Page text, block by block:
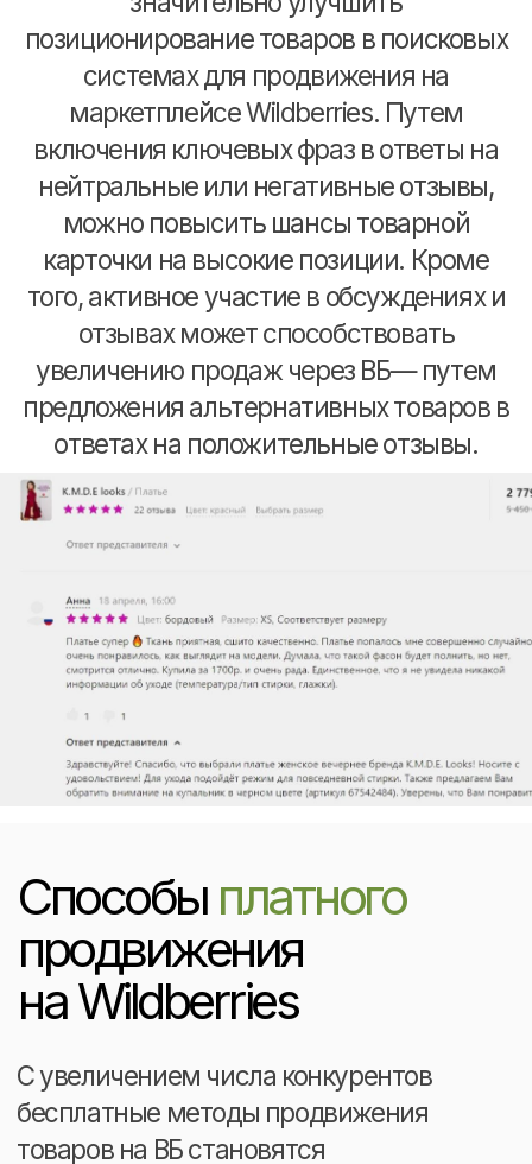
Цены за такую рекламу часто
достаточно высоки, что делает
этот тип продвижения более
пригодным для крупных брендов,
стремящихся к продвижению на
Wildberries и за его пределами.
Рекламу по модели онлайн-
аукциона вы запускаете сами. При
этом формате рекламы
вы боретесь за размещение
с другими рекламодателями.
Чтобы запустить рекламу по модели
для размещения оффера или ассортимент
покажут пользователю, когда он нажмёт
оффер в «Акциях» и «Разделах сайта»,
нужно дополнительно загрузить баннер.
А если планируете размещение в
карточках товара, каталоге или в поиске
— выбрать категории или настроить
поисковые фразы, по которым покажут
объявления.
Это очевидная, но спорная механика